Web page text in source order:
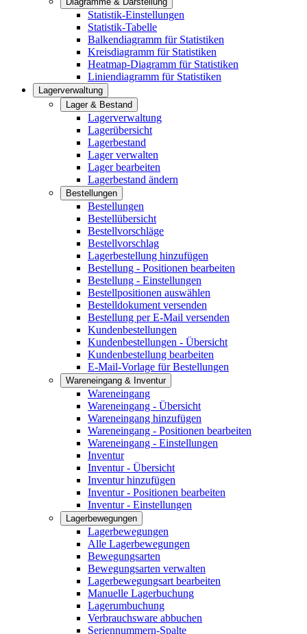
Statistik-Einstellungen
Statistik-Tabelle
Balkendiagramm für Statistiken
Kreisdiagramm für Statistiken
Heatmap-Diagramm für Statistiken
Liniendiagramm für Statistiken
Lagerverwaltung
Lager & Bestand
Lagerverwaltung
Lagerübersicht
Lagerbestand
Lager verwalten
Lager bearbeiten
Lagerbestand ändern
Bestellungen
Bestellungen
Bestellübersicht
Bestellvorschläge
Bestellvorschlag
Lagerbestellung hinzufügen
Bestellung - Positionen bearbeiten
Bestellung - Einstellungen
Bestellpositionen auswählen
Bestelldokument versenden
Bestellung per E-Mail versenden
Kundenbestellungen
Kundenbestellungen - Übersicht
Kundenbestellung bearbeiten
E-Mail-Vorlage für Bestellungen
Wareneingang & Inventur
Wareneingang
Wareneingang - Übersicht
Wareneingang hinzufügen
Wareneingang - Positionen bearbeiten
Wareneingang - Einstellungen
Inventur
Inventur - Übersicht
Inventur hinzufügen
Inventur - Positionen bearbeiten
Inventur - Einstellungen
Lagerbewegungen
Lagerbewegungen
Alle Lagerbewegungen
Bewegungsarten
Bewegungsarten verwalten
Lagerbewegungsart bearbeiten
Manuelle Lagerbuchung
Lagerumbuchung
Verbrauchsware abbuchen
Seriennummern-Spalte